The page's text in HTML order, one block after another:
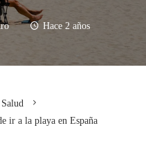
Hace 2 años
Salud
ir a la playa en España